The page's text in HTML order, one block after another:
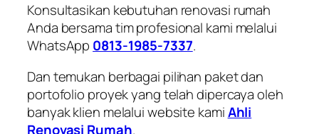
Konsultasikan kebutuhan renovasi rumah
Anda bersama tim profesional kami melalui
WhatsApp 0813-1985-7337.
Dan temukan berbagai pilihan paket dan
portofolio proyek yang telah dipercaya oleh
banyak klien melalui website kamiAhli
Renovasi Rumah.